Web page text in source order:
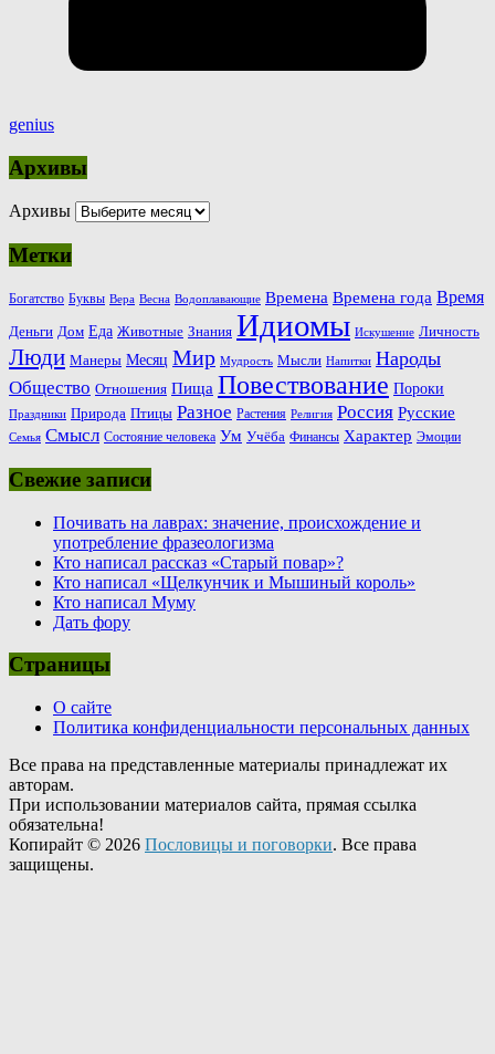
genius
Архивы
Архивы
Метки
Богатство Буквы Вера Весна Водоплавающие Времена Времена года Время
Деньги Дом Еда Животные Знания Идиомы Искушение Личность
Люди Манеры Месяц Мир Мудрость Мысли Напитки Народы
Общество Отношения Пища Повествование Пороки
Праздники Природа Птицы Разное Растения Религия Россия Русские
Семья Смысл Состояние человека Ум Учёба Финансы Характер Эмоции
Свежие записи
Почивать на лаврах: значение, происхождение и
употребление фразеологизма
Кто написал рассказ «Старый повар»?
Кто написал «Щелкунчик и Мышиный король»
Кто написал Муму
Дать фору
Страницы
О сайте
Политика конфиденциальности персональных данных
Все права на представленные материалы принадлежат их
авторам.
При использовании материалов сайта, прямая ссылка
обязательна!
Копирайт © 2026 Пословицы и поговорки. Все права
защищены.